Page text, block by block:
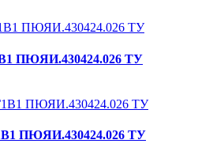
ПЮЯИ.430424.026 ТУ
ПЮЯИ.430424.026 ТУ